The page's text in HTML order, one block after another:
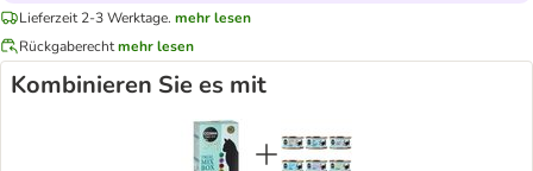
Lieferzeit 2-3 Werktage. mehr lesen
Rückgaberechtmehr lesen
Kombinieren Sie es mit